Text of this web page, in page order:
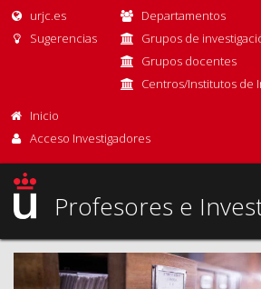
urjc.es
Sugerencias
Departamentos
Grupos de
Grupos docentes
Centros/Institutos de
Inicio
Acceso Investigadores
Profesores e